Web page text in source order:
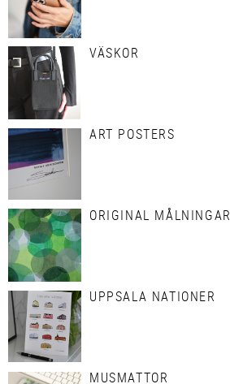
VÄSKOR
ART POSTERS
ORIGINAL MÅLNINGAR
UPPSALA NATIONER
MUSMATTOR